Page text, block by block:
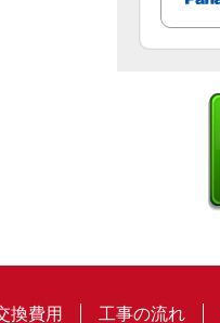
換費用 工事の流れ